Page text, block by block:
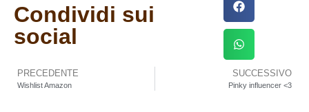
Condividi sui
social
PRECEDENTE
Wishlist Amazon
SUCCESSIVO
Pinky influencer <3